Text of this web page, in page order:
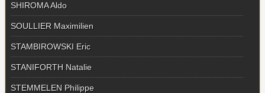
SHIROMA Aldo
SOULLIER Maximilien
STAMBIROWSKI Eric
STANIFORTH Natalie
STEMMELEN Philippe